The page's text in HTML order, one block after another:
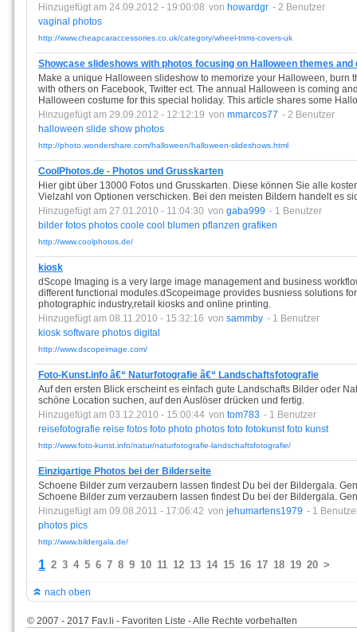
Hinzugefügt am 24.09.2012 - 19:00:08 von howardgr - 2 Benutzer
vaginal photos
http://www.cheapcaraccessories.co.uk/category/wheel-trims-covers-uk
Showcase slideshows with photos focusing on Halloween themes and
Make a unique Halloween slideshow to memorize your Halloween, burn
with others on Facebook, Twitter ect. The annual Halloween is coming
Halloween costume for this special holiday. This article shares some
Hinzugefügt am 29.09.2012 - 12:12:19 von mmarcos77 - 2 Benutzer
halloween slide show photos
http://photo.wondershare.com/halloween/halloween-slideshows.html
CoolPhotos.de - Photos und Grusskarten
Hier gibt über 13000 Fotos und Grusskarten. Diese können Sie alle
Vielzahl von Optionen verschicken. Bei den meisten Bildern handelt es
Hinzugefügt am 27.01.2010 - 11:04:30 von gaba999 - 1 Benutzer
bilder fotos photos coole cool blumen pflanzen grafiken
http://www.coolphotos.de/
kiosk
dScope Imaging is a very large image management and business
different functional modules.dScopeimage provides busniess solutions
photographic industry,retail kiosks and online printing.
Hinzugefügt am 08.11.2010 - 15:32:16 von sammby - 1 Benutzer
kiosk software photos digital
http://www.dscopeimage.com/
Foto-Kunst.info â€“ Naturfotografie â€“ Landschaftsfotografie
Auf den ersten Blick erscheint es einfach gute Landschafts Bilder oder
schöne Location suchen, auf den Auslöser drücken und fertig.
Hinzugefügt am 03.12.2010 - 15:00:44 von tom783 - 1 Benutzer
reisefotografie reise fotos foto photo photos foto fotokunst foto kunst
http://www.foto-kunst.info/natur/naturfotografie-landschaftsfotografie/
Einzigartige Photos bei der Bilderseite
Schoene Bilder zum verzaubern lassen findest Du bei der Bildergala.
Schoene Bilder zum verzaubern lassen findest Du bei der Bildergala.
Hinzugefügt am 09.08.2011 - 17:06:42 von jehumartens1979 - 1
photos pics
http://www.bildergala.de/
1 2 3 4 5 6 7 8 9 10 11 12 13 14 15 16 17 18 19 20 >
nach oben
© 2007 - 2017 Fav.li - Favoriten Liste - Alle Rechte vorbehalten